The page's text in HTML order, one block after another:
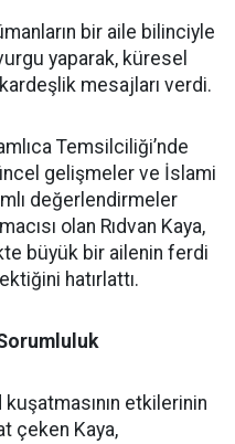
bir aile bilinciyle
yaparak, küresel
mesajları verdi.
Temsilciliği’nde
gelişmeler ve İslami
değerlendirmeler
olan Rıdvan Kaya,
büyük bir ailenin ferdi
hatırlattı.
etkilerinin
çeken Kaya,